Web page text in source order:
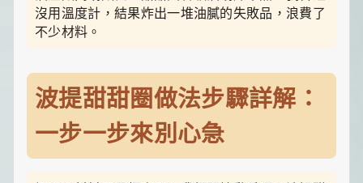
沒用溫度計，結果炸出一堆油膩的失敗品，浪費了
不少材料。
波提甜甜圈做法步驟詳解：
一步一步來別心急